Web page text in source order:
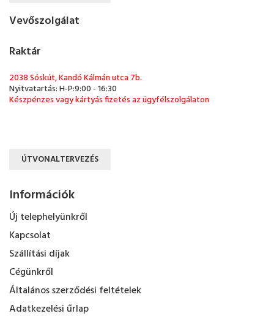
Vevőszolgálat
Raktár
2038 Sóskút, Kandó Kálmán utca 7b.
Nyitvatartás: H-P:9:00 - 16:30
Készpénzes vagy kártyás fizetés az ügyfélszolgálaton
ÚTVONALTERVEZÉS
Információk
Új telephelyünkről
Kapcsolat
Szállítási díjak
Cégünkről
Általános szerződési feltételek
Adatkezelési űrlap